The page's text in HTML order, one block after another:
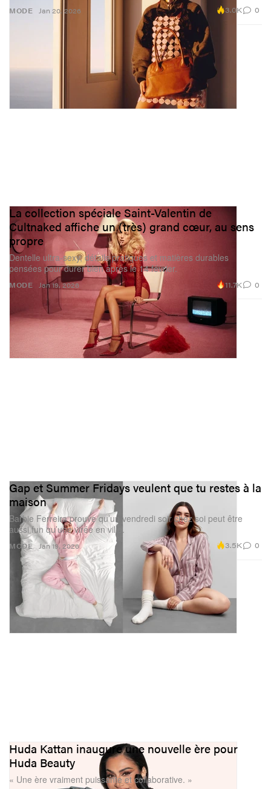
MODE Jan 20, 2026 3.0K 0
MODE
La collection spéciale Saint-Valentin de
Cultnaked affiche un (très) grand cœur, au sens
propre
Dentelle ultra‑sexy, détails pratiques et matières durables
pensées pour durer bien après le 14 février.
Jan 19, 2026 11.7K 0
MODE
Gap et Summer Fridays veulent que tu restes à la
maison
Barbie Ferreira prouve qu’un vendredi soir chez soi peut être
aussi fun qu’une virée en ville.
Jan 19, 2026 3.5K 0
Huda Kattan inaugure une nouvelle ère pour
Huda Beauty
« Une ère vraiment puissante et collaborative. »